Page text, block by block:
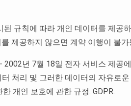
규칙에 따라 개인 데이터를 제공
제공하지 않으면 계약 이행이 불가
년 7월 18일 전자 서비스 제공
처리 및 그러한 데이터의 자유로
개인 보호에 관한 규정: GDPR.